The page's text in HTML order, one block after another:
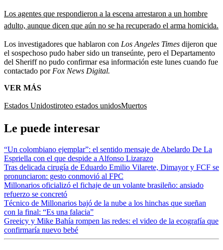
Los agentes que respondieron a la escena arrestaron a un hombre
adulto, aunque dicen que aún no se ha recuperado el arma homicida.
Los investigadores que hablaron con Los Angeles Times dijeron que
el sospechoso pudo haber sido un transeúnte, pero el Departamento
del Sheriff no pudo confirmar esa información este lunes cuando fue
contactado por Fox News Digital.
VER MÁS
Estados Unidostiroteo estados unidosMuertos
Le puede interesar
“Un colombiano ejemplar”: el sentido mensaje de Abelardo De La
Espriella con el que despide a Alfonso Lizarazo
Tras delicada cirugía de Eduardo Emilio Vilarete, Dimayor y FCF se
pronunciaron: gesto conmovió al FPC
Millonarios oficializó el fichaje de un volante brasileño: ansiado
refuerzo se concretó
Técnico de Millonarios bajó de la nube a los hinchas que sueñan
con la final: “Es una falacia”
Greeicy y Mike Bahía rompen las redes: el video de la ecografía que
confirmaría nuevo bebé